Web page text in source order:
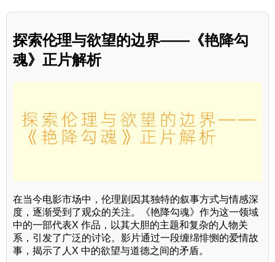
探索伦理与欲望的边界——《艳降勾
魂》正片解析
在当今电影市场中，伦理剧因其独特的叙事方式与情感深
度，逐渐受到了观众的关注。《艳降勾魂》作为这一领域
中的一部代表X 作品，以其大胆的主题和复杂的人物关
系，引发了广泛的讨论。影片通过一段缠绵悱恻的爱情故
事，揭示了人X 中的欲望与道德之间的矛盾。